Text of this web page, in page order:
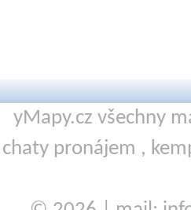
yMapy.cz všechny
chaty pronájem ,